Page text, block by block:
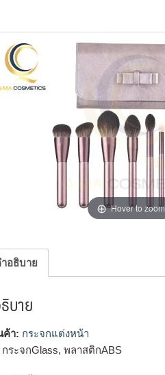
Hover to zoom
อธิบาย
บาย
ค้า: กระจกแต่งหน้า
กระจกGlass, พลาสติกABS